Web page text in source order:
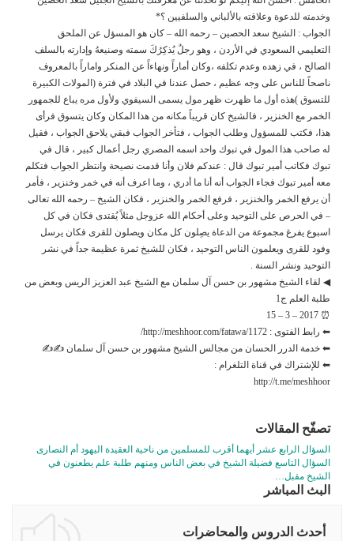
وخدمته للدعوة وعلاقته بالألباني والسلفيين ؟*
الجواب : الشيخ سعد الحصين – رحمه الله – كان هو المسؤل عن الملحق
التعليمي السعودي في الأردن ، وهو رجلٌ يُذكِرُكَ سمته وصنيعهُ وإدارته بالسلف
الصالح ، في زهده وعدم تكلفه ،وكان أماراً ونهاءاً عن المنكر واماراً بالمعروف
ناصحاً للناس على وجه عظيم ، حصل عندنا في البلاد في فترة (المولات الكبيرة
للتسوق )هذه أول ما ظهرت ظهر مول يسمى السيفوي ولأول مره يباع للجمهور
الخمر مع الخنزير ، فالشيخ كان قريباً مكانه من هذا المكان وكان يتسوق فرأى
هذا، فكتب للمسؤول وطلب الجواب ، فتأخر الجواب فبقي يلاحق الجواب ، فقيل
له صاحب هذا المول في تبوك واحد اسمه المصري رجل أعمال كبير ، قال في
تبوك فكاتب أمير تبوك قال : عندكم فلان وأنا قدمت نصيحة وانتظر الجواب فتكلم
معه أمير تبوك فجاء الجواب أنه أنا ما أدري ، وما اعرف أنه في خمر وخنزير ، فأمر
أن يرفع الخمر والخنزير ، فرفع الخمر والخنزير ، فكان الشيخ – رحمه الله تعالى
– في الحرص على التوحيد وعلى أحكام الله عزوجل مثلاً يُقتدى فكان في كل
اسبوع يفرغ مجموعة من الدعاة يصِلون كل مكان ويصلون للقرى فكان يرسل
وفود للقرى ويعلمون الناس التوحيد ، فكان للشيخ ثمرة عظيمة جداً في نشر
التوحيد ونشر السنة .
◀ لقاء الشيخ مشهور بن حسن آل سلمان مع الشيخ عبد العزيز الريس وبعض من
طلبة العلم ج1
⏰ 2017 – 3 – 15
⬅ رابط الفتوى : http://meshhoor.com/fatawa/1172/
⬅ خدمة الدرر الحسان من مجالس الشيخ مشهور بن حسن آل سلمان ✍✍
⬅ للإشتراك في قناة التلغرام :
http://t.me/meshhoor
تصفّح المقالات
السؤال الرابع عشر أيهما أقرب للمسلمين من ناحية العقيدة اليهود أم النصارى
السؤال التاسع فضيلة الشيخ في بعض الناس ومنهم طلبة علم يطعنون في
الشيخ مقبل…
البث المباشر
أحدث الدروس والمحاضرات